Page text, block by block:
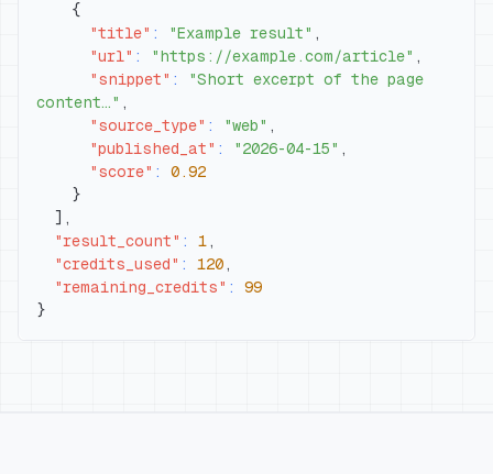
{
"title" : "Example result" ,
"url" : "https://example.com/article" ,
"snippet" :
"Short excerpt of the page
content…" ,
"source_type" : "web" ,
"published_at" : "2026-04-15" ,
"score" :
0.92
}
] ,
"result_count" : 1 ,
"credits_used" : 120 ,
"remaining_credits" :
99
}